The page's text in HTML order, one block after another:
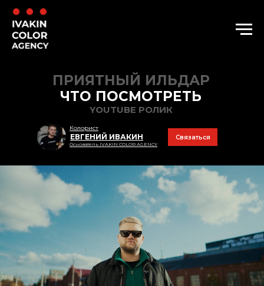
ЕВГЕНИЙ ИВАКИН
Основатель IVAKIN COLOR AGENCY
Связаться
ЧТО ПОСМОТРЕТЬ
Колорист
YOUTUBE РОЛИК
ПРИЯТНЫЙ ИЛЬДАР